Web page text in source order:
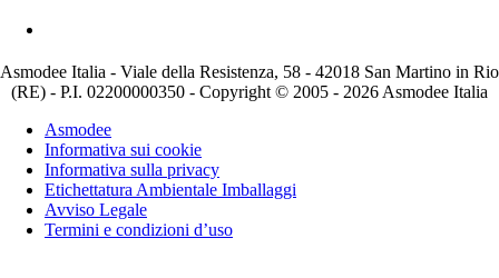
Asmodee Italia - Viale della Resistenza, 58 - 42018 San Martino in Rio
(RE) - P.I. 02200000350 - Copyright © 2005 - 2026 Asmodee Italia
Asmodee
Informativa sui cookie
Informativa sulla privacy
Etichettatura Ambientale Imballaggi
Avviso Legale
Termini e condizioni d’uso